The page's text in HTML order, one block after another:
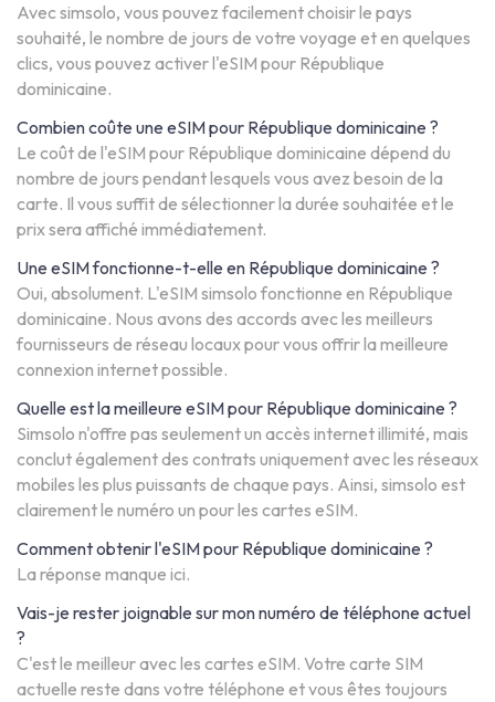
Avec simsolo, vous pouvez facilement choisir le pays
souhaité, le nombre de jours de votre voyage et en quelques
clics, vous pouvez activer l'eSIM pour République
dominicaine.
Combien coûte une eSIM pour République dominicaine ?
Le coût de l'eSIM pour République dominicaine dépend du
nombre de jours pendant lesquels vous avez besoin de la
carte. Il vous suffit de sélectionner la durée souhaitée et le
prix sera affiché immédiatement.
Une eSIM fonctionne-t-elle en République dominicaine ?
Oui, absolument. L'eSIM simsolo fonctionne en République
dominicaine. Nous avons des accords avec les meilleurs
fournisseurs de réseau locaux pour vous offrir la meilleure
connexion internet possible.
Quelle est la meilleure eSIM pour République dominicaine ?
Simsolo n'offre pas seulement un accès internet illimité, mais
conclut également des contrats uniquement avec les réseaux
mobiles les plus puissants de chaque pays. Ainsi, simsolo est
clairement le numéro un pour les cartes eSIM.
Comment obtenir l'eSIM pour République dominicaine ?
La réponse manque ici.
Vais-je rester joignable sur mon numéro de téléphone actuel
?
C'est le meilleur avec les cartes eSIM. Votre carte SIM
actuelle reste dans votre téléphone et vous êtes toujours